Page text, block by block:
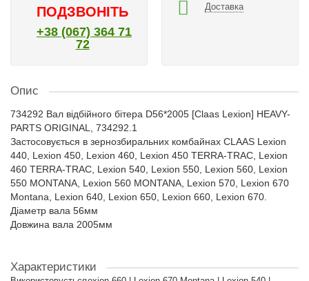
ПОДЗВОНІТЬ
+38 (067) 364 71
72
Доставка
Опис
734292 Вал відбійного бітера D56*2005 [Claas Lexion] HEAVY-
PARTS ORIGINAL, 734292.1
Застосовується в зернозбиральних комбайнах CLAAS Lexion
440, Lexion 450, Lexion 460, Lexion 450 TERRA-TRAC, Lexion
460 TERRA-TRAC, Lexion 540, Lexion 550, Lexion 560, Lexion
550 MONTANA, Lexion 560 MONTANA, Lexion 570, Lexion 670
Montana, Lexion 640, Lexion 650, Lexion 660, Lexion 670.
Діаметр вала 56мм
Довжина вала 2005мм
Характеристики